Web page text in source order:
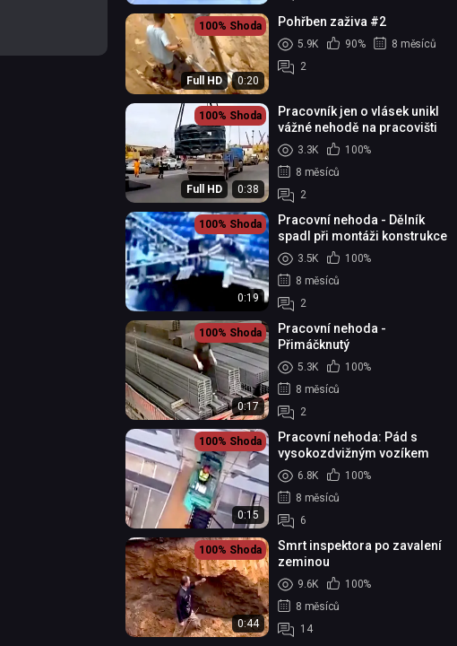
100% Shoda
Full HD 0:20
Pohřben zaživa #2
5.9K 90%
8 měsíců
2
100% Shoda
Full HD 0:38
Pracovník jen o vlásek unikl
vážné nehodě na pracovišti
3.3K
100%
8 měsíců
2
100% Shoda
0:19
Pracovní nehoda - Dělník
spadl při montáži konstrukce
3.5K
100%
8 měsíců
2
100% Shoda
0:17
Pracovní nehoda -
Přimáčknutý
5.3K
100%
8 měsíců
2
100% Shoda
0:15
Pracovní nehoda: Pád s
vysokozdvižným vozíkem
6.8K
100%
8 měsíců
6
100% Shoda
0:44
Smrt inspektora po zavalení
zeminou
9.6K
100%
8 měsíců
14